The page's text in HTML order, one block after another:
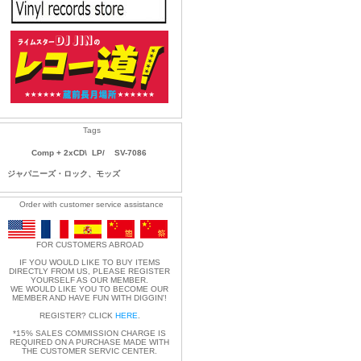
Tags
Comp + 2xCD\ LP/ SV-7086
ジャパニーズ・ロック、モッズ
Order with customer service assistance
FOR CUSTOMERS ABROAD
IF YOU WOULD LIKE TO BUY ITEMS
DIRECTLY FROM US, PLEASE REGISTER
YOURSELF AS OUR MEMBER.
WE WOULD LIKE YOU TO BECOME OUR
MEMBER AND HAVE FUN WITH DIGGIN'!
REGISTER? CLICK HERE
*15% SALES COMMISSION CHARGE IS
REQUIRED ON A PURCHASE MADE WITH
THE CUSTOMER SERVIC CENTER.